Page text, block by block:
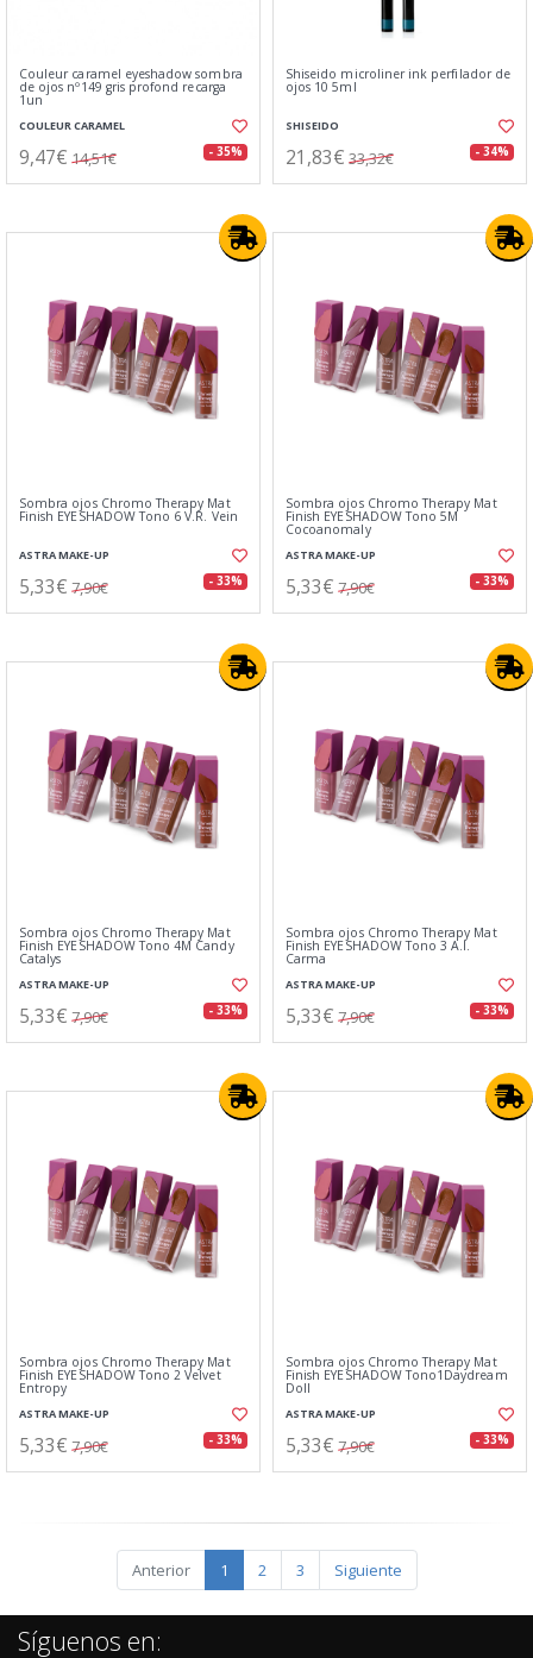
Couleur caramel eyeshadow sombra
de ojos nº149 gris profond recarga
1un
COULEUR CARAMEL
9,47€ 14,51€ - 35%
Shiseido microliner ink perfilador de
ojos 10 5ml
SHISEIDO
21,83€ 33,32€ - 34%
Sombra ojos Chromo Therapy Mat
Finish EYESHADOW Tono 6 V.R. Vein
ASTRA MAKE-UP
5,33€ 7,90€ - 33%
Sombra ojos Chromo Therapy Mat
Finish EYESHADOW Tono 5M
Cocoanomaly
ASTRA MAKE-UP
5,33€ 7,90€ - 33%
Sombra ojos Chromo Therapy Mat
Finish EYESHADOW Tono 4M Candy
Catalys
ASTRA MAKE-UP
5,33€ 7,90€ - 33%
Sombra ojos Chromo Therapy Mat
Finish EYESHADOW Tono 3 A.I.
Carma
ASTRA MAKE-UP
5,33€ 7,90€ - 33%
Sombra ojos Chromo Therapy Mat
Finish EYESHADOW Tono 2 Velvet
Entropy
ASTRA MAKE-UP
5,33€ 7,90€ - 33%
Sombra ojos Chromo Therapy Mat
Finish EYESHADOW Tono1Daydream
Doll
ASTRA MAKE-UP
5,33€ 7,90€ - 33%
Anterior 1 2 3 Siguiente
Síguenos en: